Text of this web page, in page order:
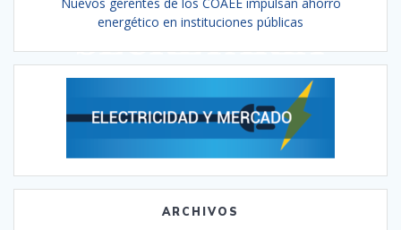
energético en instituciones públicas
ARCHIVOS